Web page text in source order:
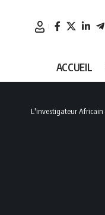
ACCUEIL
L'investigateur Africain